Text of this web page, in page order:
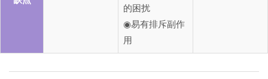
的困扰
◉易有排斥副作
用